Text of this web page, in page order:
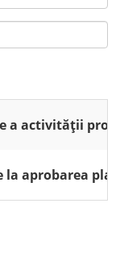
a activității
la aprobarea